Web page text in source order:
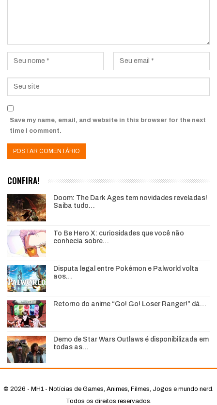
Save my name, email, and website in this browser for the next
time I comment.
CONFIRA!
Doom: The Dark Ages tem novidades reveladas!
Saiba tudo…
To Be Hero X: curiosidades que você não
conhecia sobre…
Disputa legal entre Pokémon e Palworld volta
aos…
Retorno do anime “Go! Go! Loser Ranger!” dá…
Demo de Star Wars Outlaws é disponibilizada em
todas as…
© 2026 - MH1 - Notícias de Games, Animes, Filmes, Jogos e mundo nerd.
Todos os direitos reservados.